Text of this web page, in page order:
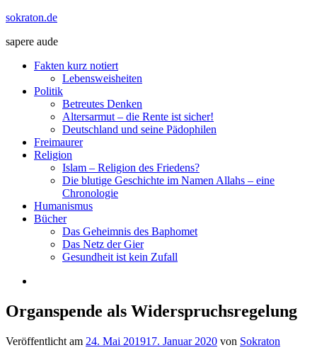
Zum
springen
sokraton.de
sapere aude
Menü
Fakten kurz notiert
Lebensweisheiten
Politik
Betreutes Denken
Altersarmut – die Rente ist sicher!
Deutschland und seine Pädophilen
Freimaurer
Religion
Islam – Religion des Friedens?
Die blutige Geschichte im Namen Allahs – eine
Chronologie
Humanismus
Bücher
Das Geheimnis des Baphomet
Das Netz der Gier
Gesundheit ist kein Zufall
Organspende als Widerspruchsregelung
Veröffentlicht am 24. Mai 201917. Januar 2020 von Sokraton